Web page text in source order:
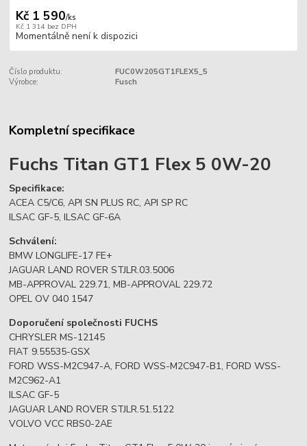
Kč 1 590/ks
Kč 1 314 bez DPH
Momentálně není k dispozici
Číslo produktu:
FUC0W205GT1FLEX5_5
Výrobce:
Fusch
Kompletní specifikace
Fuchs Titan GT1 Flex 5 0W-20
Specifikace:
ACEA C5/C6, API SN PLUS RC, API SP RC
ILSAC GF-5, ILSAC GF-6A
Schválení:
BMW LONGLIFE-17 FE+
JAGUAR LAND ROVER STJLR.03.5006
MB-APPROVAL 229.71, MB-APPROVAL 229.72
OPEL OV 040 1547
Doporučení společnosti FUCHS
CHRYSLER MS-12145
FIAT 9.55535-GSX
FORD WSS-M2C947-A, FORD WSS-M2C947-B1, FORD WSS-
M2C962-A1
ILSAC GF-5
JAGUAR LAND ROVER STJLR.51.5122
VOLVO VCC RBS0-2AE